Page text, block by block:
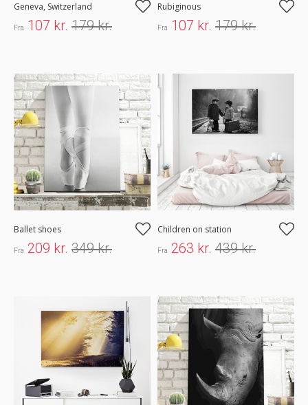
Geneva, Switzerland
Fra 107 kr. 179 kr.
Rubiginous
Fra 107 kr. 179 kr.
Ballet shoes
Fra 209 kr. 349 kr.
Children on station
Fra 263 kr. 439 kr.